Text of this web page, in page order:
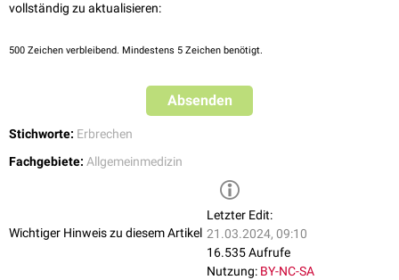
vollständig zu aktualisieren:
500 Zeichen verbleibend. Mindestens 5 Zeichen benötigt.
Absenden
Stichworte: Erbrechen
Fachgebiete: Allgemeinmedizin
Wichtiger Hinweis zu diesem Artikel
Letzter Edit:
21.03.2024, 09:10
16.535 Aufrufe
Nutzung: BY-NC-SA